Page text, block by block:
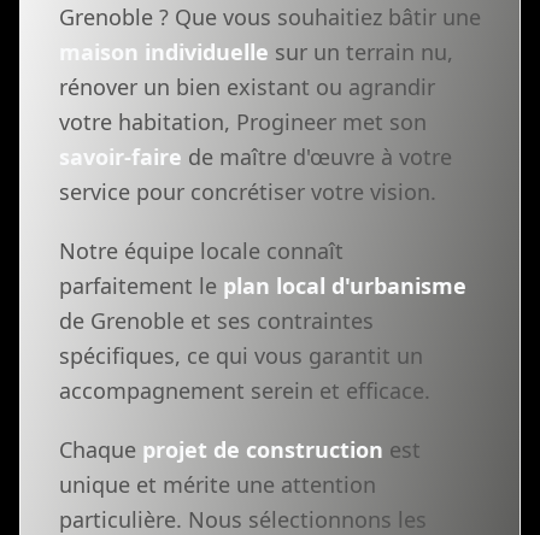
Grenoble ? Que vous souhaitiez bâtir une
maison individuelle sur un terrain nu,
rénover un bien existant ou agrandir
votre habitation, Progineer met son
savoir-faire de maître d'œuvre à votre
service pour concrétiser votre vision.
Notre équipe locale connaît
parfaitement le plan local d'urbanisme
de Grenoble et ses contraintes
spécifiques, ce qui vous garantit un
accompagnement serein et efficace.
Chaque projet de construction est
unique et mérite une attention
particulière. Nous sélectionnons les